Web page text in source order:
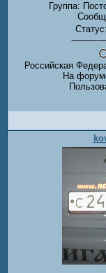
Группа:
Статус:
Российская
На